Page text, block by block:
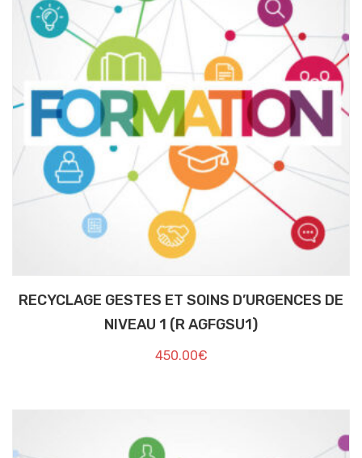
RECYCLAGE GESTES ET SOINS D’URGENCES DE
NIVEAU 1 (R AGFGSU1)
450.00€